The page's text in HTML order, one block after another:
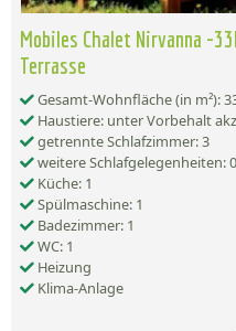
Mobiles Chalet Nirvanna -
Terrasse
Gesamt-Wohnfläche (in m²):
Haustiere: unter Vorbehalt
getrennte Schlafzimmer: 3
weitere Schlafgelegenheiten: 0
Küche: 1
Spülmaschine: 1
Badezimmer: 1
WC: 1
Heizung
Klima-Anlage